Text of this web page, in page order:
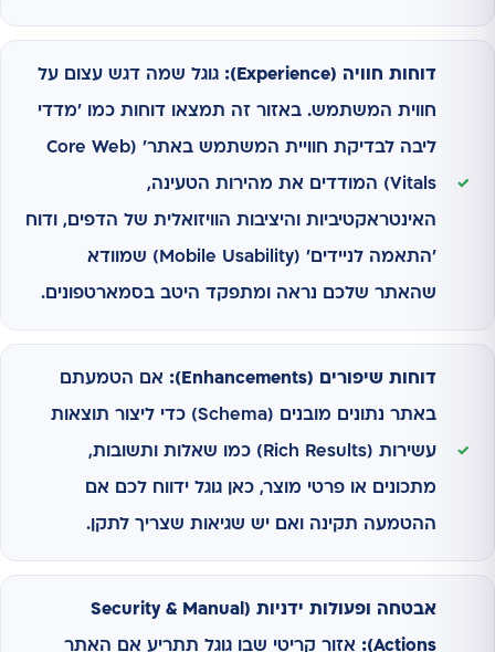
דוחות חוויה (Experience): גוגל שמה דגש עצום על
חווית המשתמש. באזור זה תמצאו דוחות כמו 'מדדי
ליבה לבדיקת חוויית המשתמש באתר' (Core Web
Vitals) המודדים את מהירות הטעינה,
האינטראקטיביות והיציבות הוויזואלית של הדפים, ודוח
'התאמה לניידים' (Mobile Usability) שמוודא
שהאתר שלכם נראה ומתפקד היטב בסמארטפונים.
דוחות שיפורים (Enhancements): אם הטמעתם
באתר נתונים מובנים (Schema) כדי ליצור תוצאות
עשירות (Rich Results) כמו שאלות ותשובות,
מתכונים או פרטי מוצר, כאן גוגל ידווח לכם אם
ההטמעה תקינה ואם יש שגיאות שצריך לתקן.
אבטחה ופעולות ידניות (Security & Manual
Actions): אזור קריטי שבו גוגל תתריע אם האתר